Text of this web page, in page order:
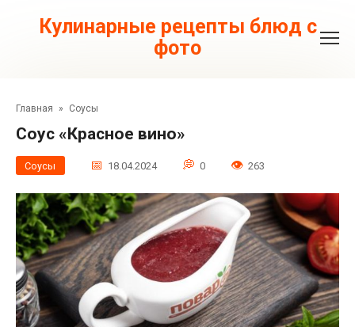
контентуКулинарные рецепты блюд с
фото
Главная » Соусы
Соус «Красное вино»
Соусы 18.04.2024 0 263